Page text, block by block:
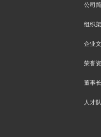
公司
组织
企业
荣誉
董事
人才